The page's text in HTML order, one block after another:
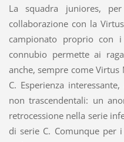
La squadra juniores,
collaborazione con la
campionato proprio con
connubio permette ai
anche, sempre come
C. Esperienza
non trascendentali: un
retrocessione nella serie
di serie C. Comunque per